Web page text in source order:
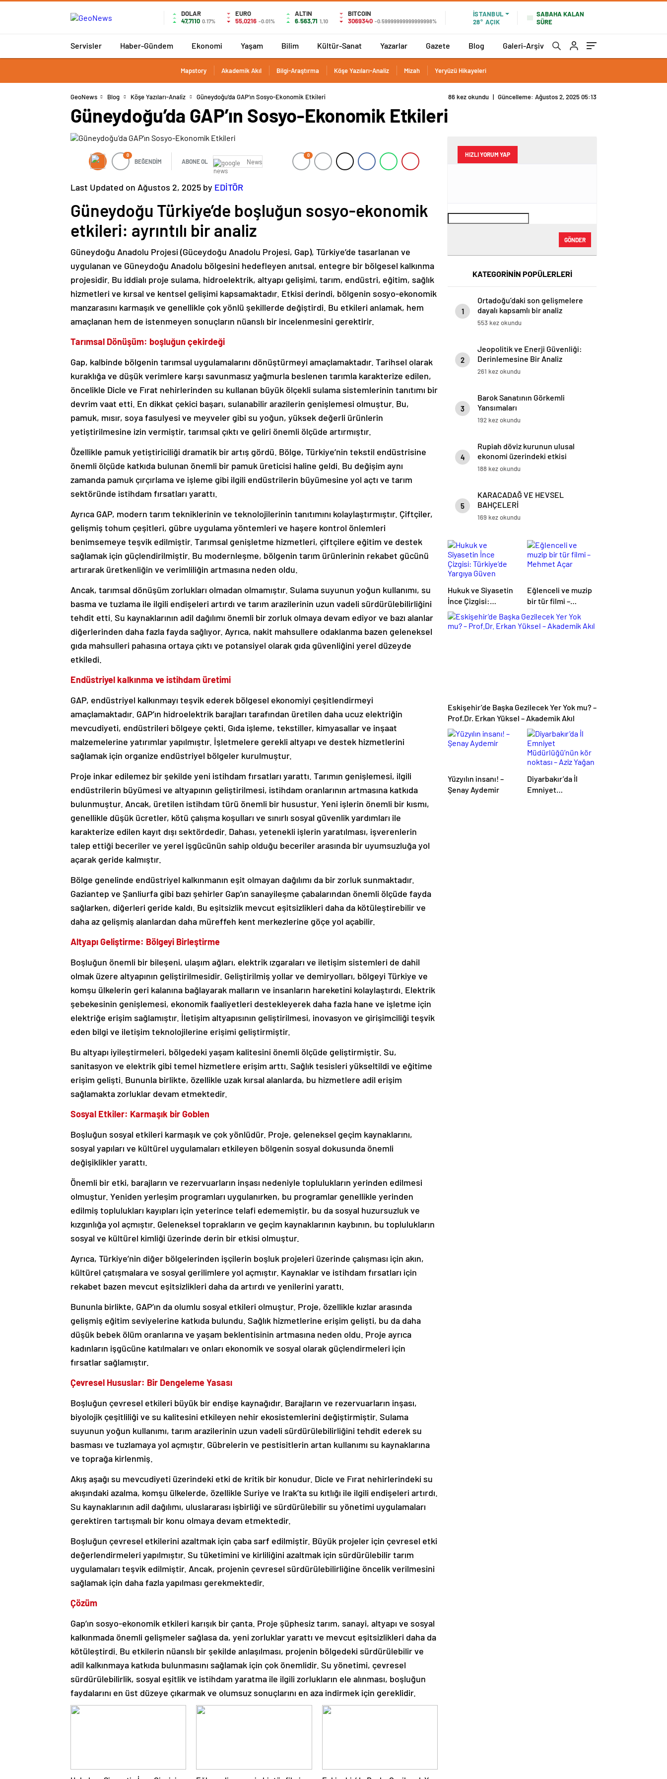
DOLAR
47,7110 0.17%
EURO
55,0216 -0.01%
ALTIN
6.563,71 1,10
BITCOIN
3069340 -0.59999999999999998%
İSTANBUL
28° AÇIK
SABAHA KALAN
SÜRE
Servisler Haber-Gündem Ekonomi Yaşam Bilim Kültür-Sanat Yazarlar Gazete Blog Galeri-Arşiv
Mapstory Akademik Akıl Bilgi-Araştırma Köşe Yazıları-Analiz Mizah Yeryüzü Hikayeleri
GeoNews Blog Köşe Yazıları-Analiz Güneydoğu’da GAP’ın Sosyo-Ekonomik Etkileri 86 kez okundu | Güncelleme: Ağustos 2, 2025 05:13
Güneydoğu’da GAP’ın Sosyo-Ekonomik Etkileri
0
BEĞENDİM ABONE OL News
0
Last Updated on Ağustos 2, 2025 by EDİTÖR
Güneydoğu Türkiye’de boşluğun sosyo-ekonomik
etkileri: ayrıntılı bir analiz
Güneydoğu Anadolu Projesi (Güceydoğu Anadolu Projesi, Gap), Türkiye’de tasarlanan ve
uygulanan ve Güneydoğu Anadolu bölgesini hedefleyen anıtsal, entegre bir bölgesel kalkınma
projesidir. Bu iddialı proje sulama, hidroelektrik, altyapı gelişimi, tarım, endüstri, eğitim, sağlık
hizmetleri ve kırsal ve kentsel gelişimi kapsamaktadır. Etkisi derindi, bölgenin sosyo-ekonomik
manzarasını karmaşık ve genellikle çok yönlü şekillerde değiştirdi. Bu etkileri anlamak, hem
amaçlanan hem de istenmeyen sonuçların nüanslı bir incelenmesini gerektirir.
Tarımsal Dönüşüm: boşluğun çekirdeği
Gap, kalbinde bölgenin tarımsal uygulamalarını dönüştürmeyi amaçlamaktadır. Tarihsel olarak
kuraklığa ve düşük verimlere karşı savunmasız yağmurla beslenen tarımla karakterize edilen,
öncelikle Dicle ve Fırat nehirlerinden su kullanan büyük ölçekli sulama sistemlerinin tanıtımı bir
devrim vaat etti. En dikkat çekici başarı, sulanabilir arazilerin genişlemesi olmuştur. Bu,
pamuk, mısır, soya fasulyesi ve meyveler gibi su yoğun, yüksek değerli ürünlerin
yetiştirilmesine izin vermiştir, tarımsal çıktı ve geliri önemli ölçüde artırmıştır.
Özellikle pamuk yetiştiriciliği dramatik bir artış gördü. Bölge, Türkiye’nin tekstil endüstrisine
önemli ölçüde katkıda bulunan önemli bir pamuk üreticisi haline geldi. Bu değişim aynı
zamanda pamuk çırçırlama ve işleme gibi ilgili endüstrilerin büyümesine yol açtı ve tarım
sektöründe istihdam fırsatları yarattı.
Ayrıca GAP, modern tarım tekniklerinin ve teknolojilerinin tanıtımını kolaylaştırmıştır. Çiftçiler,
gelişmiş tohum çeşitleri, gübre uygulama yöntemleri ve haşere kontrol önlemleri
benimsemeye teşvik edilmiştir. Tarımsal genişletme hizmetleri, çiftçilere eğitim ve destek
sağlamak için güçlendirilmiştir. Bu modernleşme, bölgenin tarım ürünlerinin rekabet gücünü
artırarak üretkenliğin ve verimliliğin artmasına neden oldu.
Ancak, tarımsal dönüşüm zorlukları olmadan olmamıştır. Sulama suyunun yoğun kullanımı, su
basma ve tuzlama ile ilgili endişeleri artırdı ve tarım arazilerinin uzun vadeli sürdürülebilirliğini
tehdit etti. Su kaynaklarının adil dağılımı önemli bir zorluk olmaya devam ediyor ve bazı alanlar
diğerlerinden daha fazla fayda sağlıyor. Ayrıca, nakit mahsullere odaklanma bazen geleneksel
gıda mahsulleri pahasına ortaya çıktı ve potansiyel olarak gıda güvenliğini yerel düzeyde
etkiledi.
Endüstriyel kalkınma ve istihdam üretimi
GAP, endüstriyel kalkınmayı teşvik ederek bölgesel ekonomiyi çeşitlendirmeyi
amaçlamaktadır. GAP’ın hidroelektrik barajları tarafından üretilen daha ucuz elektriğin
mevcudiyeti, endüstrileri bölgeye çekti. Gıda işleme, tekstiller, kimyasallar ve inşaat
malzemelerine yatırımlar yapılmıştır. İşletmelere gerekli altyapı ve destek hizmetlerini
sağlamak için organize endüstriyel bölgeler kurulmuştur.
Proje inkar edilemez bir şekilde yeni istihdam fırsatları yarattı. Tarımın genişlemesi, ilgili
endüstrilerin büyümesi ve altyapının geliştirilmesi, istihdam oranlarının artmasına katkıda
bulunmuştur. Ancak, üretilen istihdam türü önemli bir husustur. Yeni işlerin önemli bir kısmı,
genellikle düşük ücretler, kötü çalışma koşulları ve sınırlı sosyal güvenlik yardımları ile
karakterize edilen kayıt dışı sektördedir. Dahası, yetenekli işlerin yaratılması, işverenlerin
talep ettiği beceriler ve yerel işgücünün sahip olduğu beceriler arasında bir uyumsuzluğa yol
açarak geride kalmıştır.
Bölge genelinde endüstriyel kalkınmanın eşit olmayan dağılımı da bir zorluk sunmaktadır.
Gaziantep ve Şanliurfa gibi bazı şehirler Gap’ın sanayileşme çabalarından önemli ölçüde fayda
sağlarken, diğerleri geride kaldı. Bu eşitsizlik mevcut eşitsizlikleri daha da kötüleştirebilir ve
daha az gelişmiş alanlardan daha müreffeh kent merkezlerine göçe yol açabilir.
Altyapı Geliştirme: Bölgeyi Birleştirme
Boşluğun önemli bir bileşeni, ulaşım ağları, elektrik ızgaraları ve iletişim sistemleri de dahil
olmak üzere altyapının geliştirilmesidir. Geliştirilmiş yollar ve demiryolları, bölgeyi Türkiye ve
komşu ülkelerin geri kalanına bağlayarak malların ve insanların hareketini kolaylaştırdı. Elektrik
şebekesinin genişlemesi, ekonomik faaliyetleri destekleyerek daha fazla hane ve işletme için
elektriğe erişim sağlamıştır. İletişim altyapısının geliştirilmesi, inovasyon ve girişimciliği teşvik
eden bilgi ve iletişim teknolojilerine erişimi geliştirmiştir.
Bu altyapı iyileştirmeleri, bölgedeki yaşam kalitesini önemli ölçüde geliştirmiştir. Su,
sanitasyon ve elektrik gibi temel hizmetlere erişim arttı. Sağlık tesisleri yükseltildi ve eğitime
erişim gelişti. Bununla birlikte, özellikle uzak kırsal alanlarda, bu hizmetlere adil erişim
sağlamakta zorluklar devam etmektedir.
Sosyal Etkiler: Karmaşık bir Goblen
Boşluğun sosyal etkileri karmaşık ve çok yönlüdür. Proje, geleneksel geçim kaynaklarını,
sosyal yapıları ve kültürel uygulamaları etkileyen bölgenin sosyal dokusunda önemli
değişiklikler yarattı.
Önemli bir etki, barajların ve rezervuarların inşası nedeniyle toplulukların yerinden edilmesi
olmuştur. Yeniden yerleşim programları uygulanırken, bu programlar genellikle yerinden
edilmiş toplulukları kayıpları için yeterince telafi edememiştir, bu da sosyal huzursuzluk ve
kızgınlığa yol açmıştır. Geleneksel toprakların ve geçim kaynaklarının kaybının, bu toplulukların
sosyal ve kültürel kimliği üzerinde derin bir etkisi olmuştur.
Ayrıca, Türkiye’nin diğer bölgelerinden işçilerin boşluk projeleri üzerinde çalışması için akın,
kültürel çatışmalara ve sosyal gerilimlere yol açmıştır. Kaynaklar ve istihdam fırsatları için
rekabet bazen mevcut eşitsizlikleri daha da artırdı ve yenilerini yarattı.
Bununla birlikte, GAP’ın da olumlu sosyal etkileri olmuştur. Proje, özellikle kızlar arasında
gelişmiş eğitim seviyelerine katkıda bulundu. Sağlık hizmetlerine erişim gelişti, bu da daha
düşük bebek ölüm oranlarına ve yaşam beklentisinin artmasına neden oldu. Proje ayrıca
kadınların işgücüne katılmaları ve onları ekonomik ve sosyal olarak güçlendirmeleri için
fırsatlar sağlamıştır.
Çevresel Hususlar: Bir Dengeleme Yasası
Boşluğun çevresel etkileri büyük bir endişe kaynağıdır. Barajların ve rezervuarların inşası,
biyolojik çeşitliliği ve su kalitesini etkileyen nehir ekosistemlerini değiştirmiştir. Sulama
suyunun yoğun kullanımı, tarım arazilerinin uzun vadeli sürdürülebilirliğini tehdit ederek su
basması ve tuzlamaya yol açmıştır. Gübrelerin ve pestisitlerin artan kullanımı su kaynaklarına
ve toprağa kirlenmiş.
Akış aşağı su mevcudiyeti üzerindeki etki de kritik bir konudur. Dicle ve Fırat nehirlerindeki su
akışındaki azalma, komşu ülkelerde, özellikle Suriye ve Irak’ta su kıtlığı ile ilgili endişeleri artırdı.
Su kaynaklarının adil dağılımı, uluslararası işbirliği ve sürdürülebilir su yönetimi uygulamaları
gerektiren tartışmalı bir konu olmaya devam etmektedir.
Boşluğun çevresel etkilerini azaltmak için çaba sarf edilmiştir. Büyük projeler için çevresel etki
değerlendirmeleri yapılmıştır. Su tüketimini ve kirliliğini azaltmak için sürdürülebilir tarım
uygulamaları teşvik edilmiştir. Ancak, projenin çevresel sürdürülebilirliğine öncelik verilmesini
sağlamak için daha fazla yapılması gerekmektedir.
Çözüm
Gap’ın sosyo-ekonomik etkileri karışık bir çanta. Proje şüphesiz tarım, sanayi, altyapı ve sosyal
kalkınmada önemli gelişmeler sağlasa da, yeni zorluklar yarattı ve mevcut eşitsizlikleri daha da
kötüleştirdi. Bu etkilerin nüanslı bir şekilde anlaşılması, projenin bölgedeki sürdürülebilir ve
adil kalkınmaya katkıda bulunmasını sağlamak için çok önemlidir. Su yönetimi, çevresel
sürdürülebilirlik, sosyal eşitlik ve istihdam yaratma ile ilgili zorlukların ele alınması, boşluğun
faydalarını en üst düzeye çıkarmak ve olumsuz sonuçlarını en aza indirmek için gereklidir.
HIZLI YORUM YAP
GÖNDER
KATEGORİNİN POPÜLERLERİ
1
Ortadoğu’daki son gelişmelere
dayalı kapsamlı bir analiz
553 kez okundu
2
Jeopolitik ve Enerji Güvenliği:
Derinlemesine Bir Analiz
261 kez okundu
3
Barok Sanatının Görkemli
Yansımaları
192 kez okundu
4
Rupiah döviz kurunun ulusal
ekonomi üzerindeki etkisi
188 kez okundu
5
KARACADAĞ VE HEVSEL
BAHÇELERİ
169 kez okundu
Hukuk ve Siyasetin
İnce Çizgisi:
Türkiye’de Yargıya
Güven Neden
Eğlenceli ve muzip
bir tür filmi –
Mehmet Açar
Eskişehir’de Başka Gezilecek Yer Yok mu? –
Prof.Dr. Erkan Yüksel – Akademik Akıl
Yüzyılın insanı! –
Şenay Aydemir
Diyarbakır’da İl
Emniyet